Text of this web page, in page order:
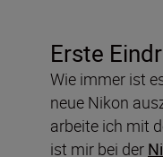
Erste
Wie immer ist
neue Nikon
arbeite ich mit
ist mir bei der